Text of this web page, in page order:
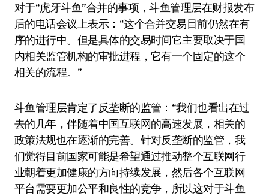
对于“虎牙斗鱼”合并的事项，斗鱼管理层在财报发布
后的电话会议上表示：“这个合并交易目前仍然在有
序的进行中。但是具体的交易时间它主要取决于国
内相关监管机构的审批进程，它有一个固定的这个
相关的流程。”
斗鱼管理层肯定了反垄断的监管：“我们也看出在过
去的几年，伴随着中国互联网的高速发展，相关的
政策法规也在逐渐的完善。针对反垄断的监管，我
们觉得目前国家可能是希望通过推动整个互联网行
业朝着更加健康的方向持续发展，然后各个互联网
平台需要更加公平和良性的竞争，所以这对于斗鱼